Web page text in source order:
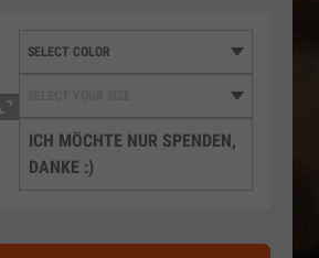
ICH MÖCHTE NUR SPENDEN,
DANKE :)